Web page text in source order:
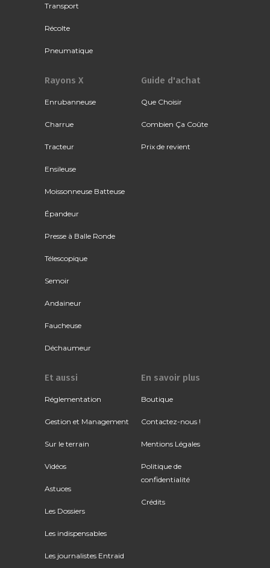
Transport
Récolte
Pneumatique
Rayons X
Enrubanneuse
Charrue
Tracteur
Ensileuse
Moissonneuse Batteuse
Épandeur
Presse à Balle Ronde
Télescopique
Semoir
Andaineur
Faucheuse
Déchaumeur
Guide d'achat
Que Choisir
Combien Ça Coûte
Prix de revient
Et aussi
Réglementation
Gestion et Management
Sur le terrain
Vidéos
Astuces
Les Dossiers
Les indispensables
Les journalistes Entraid
En savoir plus
Boutique
Contactez-nous !
Mentions Légales
Politique de
confidentialité
Crédits